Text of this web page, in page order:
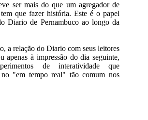
ser mais do que um agregador de
que fazer história. Este é o papel
Diario de Pernambuco ao longo da
a relação do Diario com seus leitores
apenas à impressão do dia seguinte,
de interatividade que
no "em tempo real" tão comum nos